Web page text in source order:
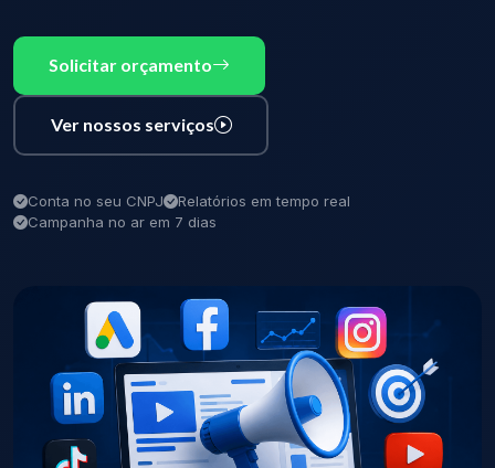
Solicitar orçamento
Ver nossos serviços
Conta no seu CNPJ
Relatórios em tempo real
Campanha no ar em 7 dias